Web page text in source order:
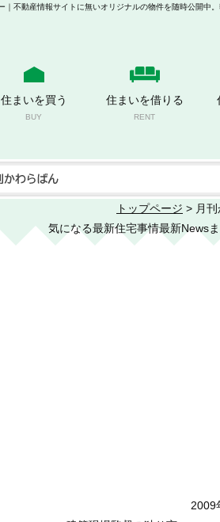
住まいを買う
BUY
住まいを借りる
RENT
トップページ > 月
気になる最新住宅事情最新News